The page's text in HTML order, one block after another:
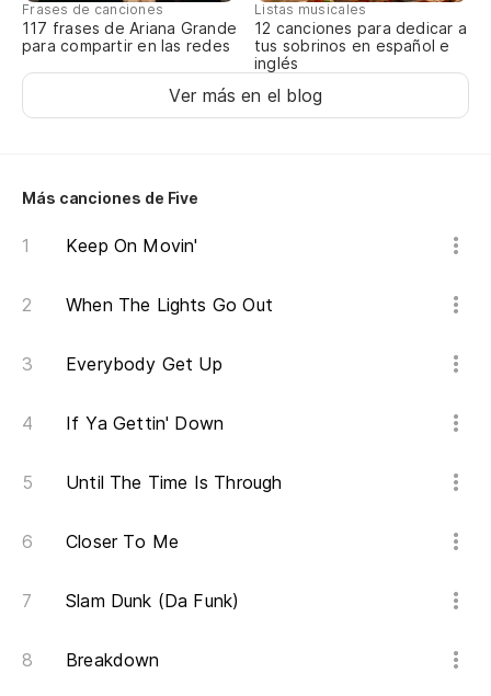
Frases de canciones
117 frases de Ariana Grande
para compartir en las redes
Listas musicales
12 canciones para dedicar a
tus sobrinos en español e
inglés
Ver más en el blog
Más canciones de Five
Keep On Movin'
When The Lights Go Out
Everybody Get Up
If Ya Gettin' Down
Until The Time Is Through
Closer To Me
Slam Dunk (Da Funk)
Breakdown